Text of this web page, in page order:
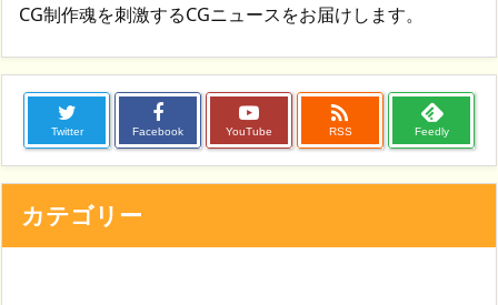
CG制作魂を刺激するCGニュースをお届けします。
Twitter Facebook YouTube

RSS Feedly
カテゴリー